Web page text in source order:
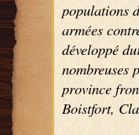
populations
armées
développé
nombreuses
province
Boistfort,